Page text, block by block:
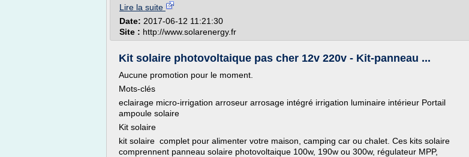
Lire la suite
Date: 2017-06-12 11:21:30
Site : http://www.solarenergy.fr
Kit solaire photovoltaique pas cher 12v 220v - Kit-panneau ...
Aucune promotion pour le moment.
Mots-clés
eclairage micro-irrigation arroseur arrosage intégré irrigation luminaire intérieur Portail
ampoule solaire
Kit solaire
kit solaire complet pour alimenter votre maison, camping car ou chalet. Ces kits solaire
comprennent panneau solaire photovoltaique 100w, 190w ou 300w, régulateur MPP,